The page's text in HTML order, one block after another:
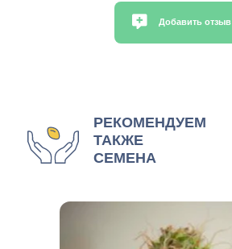
Добавить отзыв
РЕКОМЕНДУЕМ
ТАКЖЕ
СЕМЕНА